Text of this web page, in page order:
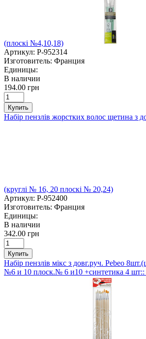
(плоскі №4,10,18)
Артикул: P-952314
Изготовитель: Франция
Единицы:
В наличии
194.00 грн
Купить
Набір пензлів жорстких волос щетина з
(круглі № 16, 20 плоскі № 20,24)
Артикул: P-952400
Изготовитель: Франция
Единицы:
В наличии
342.00 грн
Купить
Набір пензлів мікс з довг.руч. Pebeo
№6 и 10 плоск.№ 6 и10 +синтетика 4